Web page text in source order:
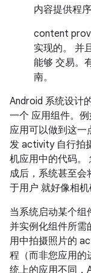
内容提供程
content
实现的。 并
能够 交易。
南。
Android 系统设计
一个 应用组件。
应用可以做到这一
发 activity 自行拍
机应用中的代码。
成后，系统甚至会
于用户 就好像相机
当系统启动某个组
并实例化组件所需
用中拍摄照片的
程（而非您应用的
统上的应用不同，